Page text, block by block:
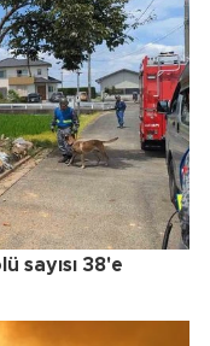
sayısı 38'e